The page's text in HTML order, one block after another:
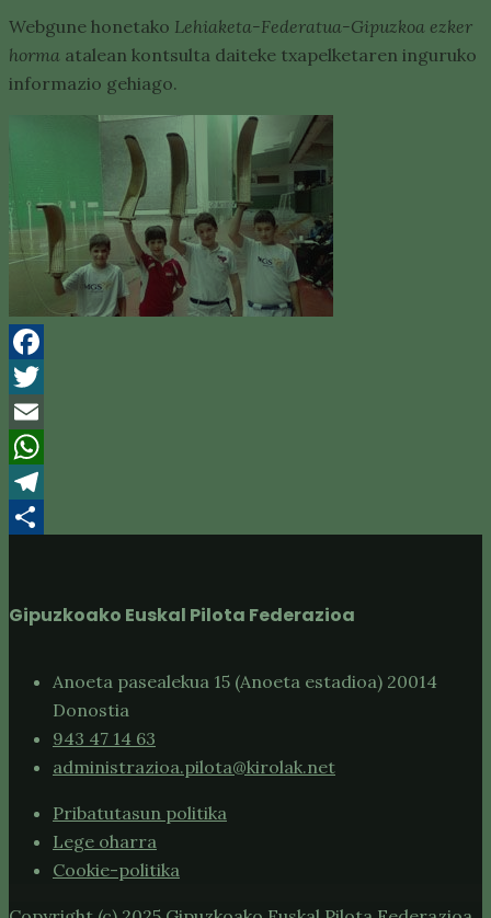
Webgune honetako Lehiaketa-Federatua-Gipuzkoa ezker
horma atalean kontsulta daiteke txapelketaren inguruko
informazio gehiago.
Facebook
Twitter
Email
WhatsApp
Telegram
Gipuzkoako Euskal Pilota Federazioa
Anoeta pasealekua 15 (Anoeta estadioa) 20014
Donostia
943 47 14 63
administrazioa.pilota@kirolak.net
Pribatutasun politika
Lege oharra
Cookie-politika